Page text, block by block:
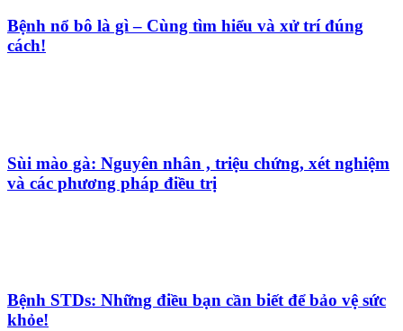
Bệnh nổ bô là gì – Cùng tìm hiểu và xử trí đúng
cách!
Sùi mào gà: Nguyên nhân , triệu chứng, xét nghiệm
và các phương pháp điều trị
Bệnh STDs: Những điều bạn cần biết để bảo vệ sức
khỏe!